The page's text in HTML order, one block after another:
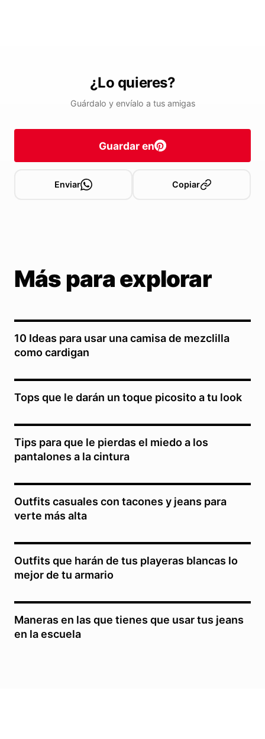
¿Lo quieres?
Guárdalo y envíalo a tus amigas
Guardar en
Enviar Copiar
Más para explorar
10 Ideas para usar una camisa de mezclilla
como cardigan
Tops que le darán un toque picosito a tu look
Tips para que le pierdas el miedo a los
pantalones a la cintura
Outfits casuales con tacones y jeans para
verte más alta
Outfits que harán de tus playeras blancas lo
mejor de tu armario
Maneras en las que tienes que usar tus jeans
en la escuela